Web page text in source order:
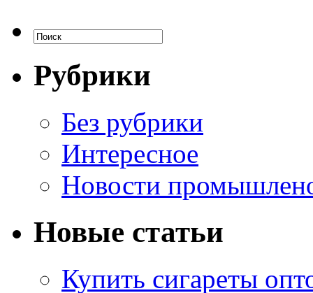
Рубрики
Без рубрики
Интересное
Новости
Новые статьи
Купить сигареты